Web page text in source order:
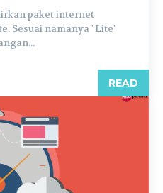
paket internet
Sesuai namanya "Lite"
READ